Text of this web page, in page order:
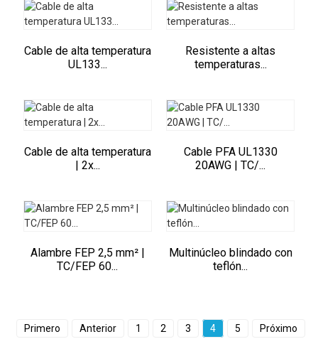
Cable de alta temperatura
UL133...
Resistente a altas
temperaturas...
Cable de alta temperatura
| 2x...
Cable PFA UL1330
20AWG | TC/...
Alambre FEP 2,5 mm² |
TC/FEP 60...
Multinúcleo blindado con
teflón...
Primero Anterior 1 2 3 4 5 Próximo